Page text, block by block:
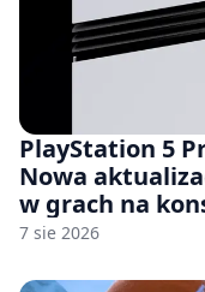
PlayStation 5
Nowa
w grach na
7 sie 2026